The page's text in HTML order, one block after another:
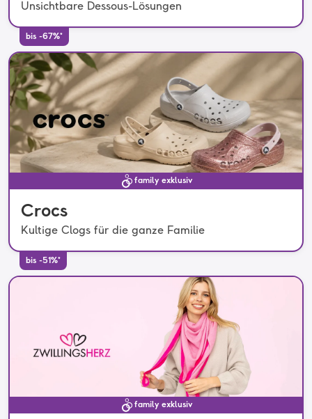
Unsichtbare Dessous-Lösungen
bis -67%*
family exklusiv
Crocs
Kultige Clogs für die ganze Familie
bis -51%*
family exklusiv